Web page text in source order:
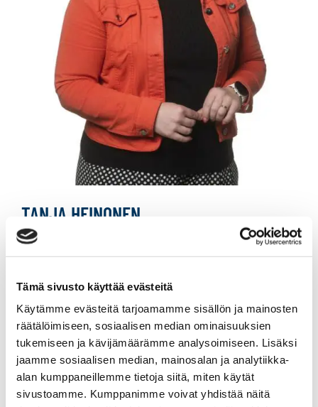
Tämä sivusto käyttää evästeitä
Käytämme evästeitä tarjoamamme sisällön ja mainosten
räätälöimiseen, sosiaalisen median ominaisuuksien
tukemiseen ja kävijämäärämme analysoimiseen. Lisäksi
jaamme sosiaalisen median, mainosalan ja analytiikka-
alan kumppaneillemme tietoja siitä, miten käytät
sivustoamme. Kumppanimme voivat yhdistää näitä
TANJA HEINONEN
Yrittäjä, kiinteistönvälittäjä LKV, KiAT
Sp-Koti Jämsä Kipinä | Kiinteistönvälitys Tanja
Heinonen Oy LKV, 2821540-9
+358 50 463 8663
WhatsApp
tanja.heinonen@spkoti.fi